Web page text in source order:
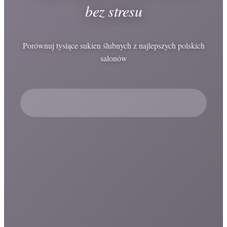
bez stresu
Porównuj tysiące sukien ślubnych z najlepszych polskich
salonów